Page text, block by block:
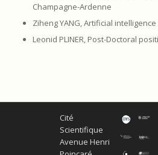
Champagne-Ardenne
Ziheng YANG, Artificial intelligence
Leonid PLINER, Post-Doctoral
Cité
Scientifique
Avenue Henri